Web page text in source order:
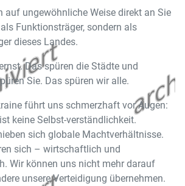
auf ungewöhnliche Weise direkt an Sie
Funktionsträger, sondern als
dieses Landes.
Das spüren die Städte und
Sie. Das spüren wir alle.
führt uns schmerzhaft vor Augen:
keine Selbst-verständlichkeit.
sich globale Machtverhältnisse.
sich – wirtschaftlich und
Wir können uns nicht mehr darauf
unsere Verteidigung übernehmen.